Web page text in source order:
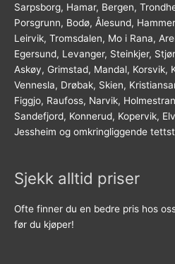
Sarpsborg, Hamar, Bergen,
Porsgrunn, Bodø, Ålesund,
Leirvik, Tromsdalen, Mo i Rana,
Egersund, Levanger, Steinkjer,
Askøy, Grimstad, Mandal, Korsvik,
Vennesla, Drøbak, Skien,
Figgjo, Raufoss, Narvik,
Sandefjord, Konnerud, Kopervik,
Jessheim og omkringliggende
Sjekk alltid priser
Ofte finner du en bedre pris hos
før du kjøper!